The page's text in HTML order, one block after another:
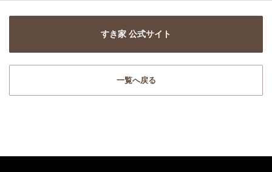
すき家 公式サイト
一覧へ戻る